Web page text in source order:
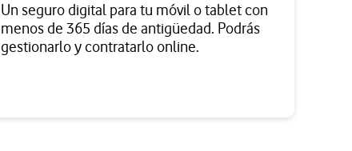
Un seguro digital para tu móvil o tablet con
menos de 365 días de antigüedad. Podrás
gestionarlo y contratarlo online.